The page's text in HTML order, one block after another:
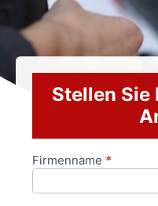
Stellen Sie
Anfrageformular
Firmenname *